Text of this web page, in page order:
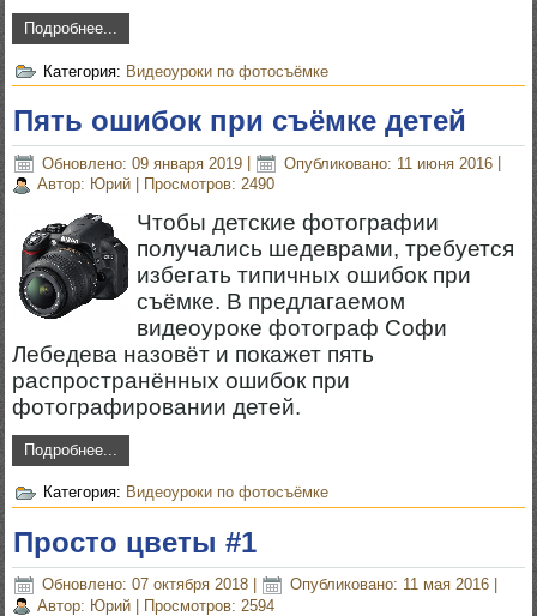
Подробнее...
Категория: Видеоуроки по фотосъёмке
Пять ошибок при съёмке детей
Обновлено: 09 января 2019 Опубликовано: 11 июня 2016
Автор: Юрий
Просмотров: 2490
Чтобы детские фотографии
получались шедеврами, требуется
избегать типичных ошибок при
съёмке. В предлагаемом
видеоуроке фотограф Софи
Лебедева назовёт и покажет пять
распространённых ошибок при
фотографировании детей.
Подробнее...
Категория: Видеоуроки по фотосъёмке
Просто цветы #1
Обновлено: 07 октября 2018 Опубликовано: 11 мая 2016
Автор: Юрий
Просмотров: 2594